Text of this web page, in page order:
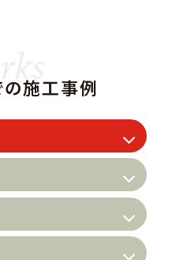
施工事例